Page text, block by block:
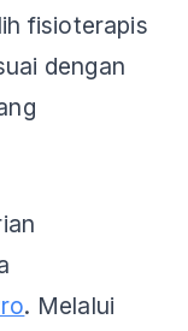
fisioterapis
dengan
. Melalui